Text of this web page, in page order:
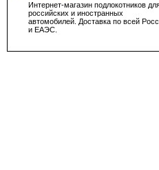
Интернет-магазин подлокотников
российских и иностранных
автомобилей. Доставка по всей
и ЕАЭС.